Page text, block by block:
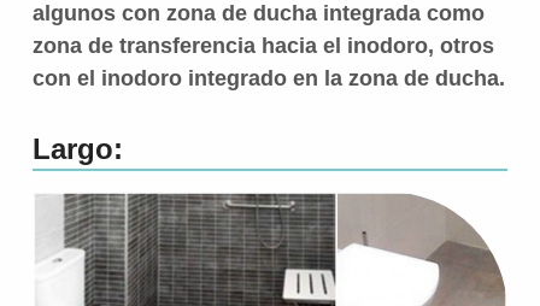
algunos con zona de ducha integrada como
zona de transferencia hacia el inodoro, otros
con el inodoro integrado en la zona de ducha.
Largo: